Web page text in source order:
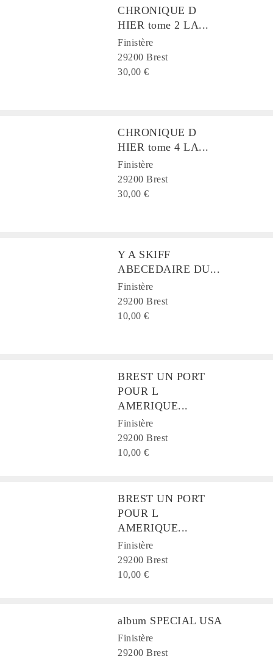
CHRONIQUE D
HIER tome 2 LA...
Finistère
29200 Brest
30,00 €
CHRONIQUE D
HIER tome 4 LA...
Finistère
29200 Brest
30,00 €
Y A SKIFF
ABECEDAIRE DU...
Finistère
29200 Brest
10,00 €
BREST UN PORT
POUR L
AMERIQUE...
Finistère
29200 Brest
10,00 €
BREST UN PORT
POUR L
AMERIQUE...
Finistère
29200 Brest
10,00 €
album SPECIAL USA
Finistère
29200 Brest